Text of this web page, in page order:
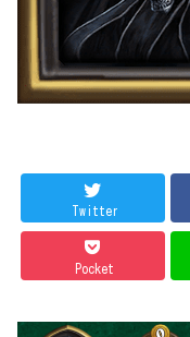
Twitter
Pocket